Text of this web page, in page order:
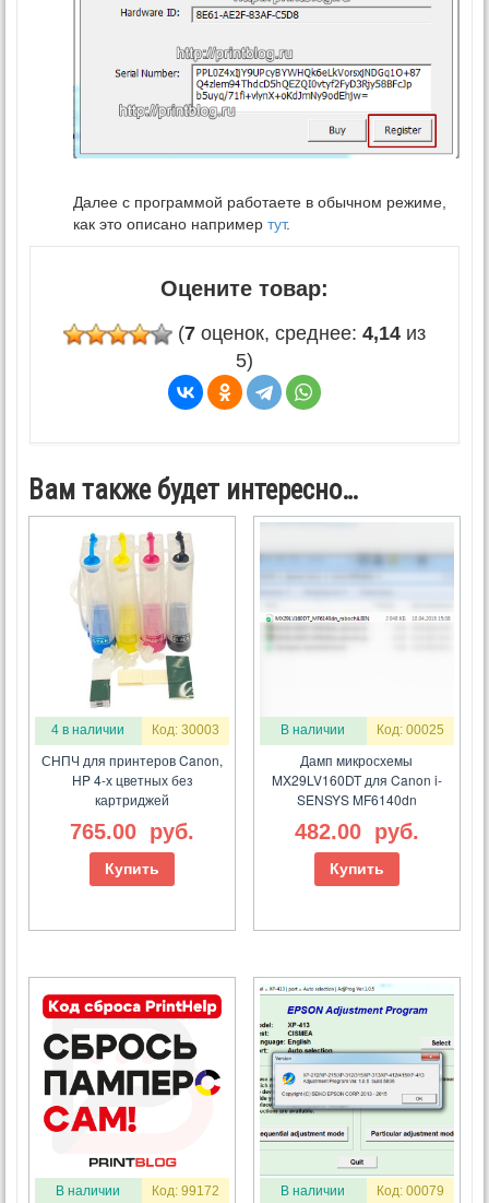
Далее с программой работаете в обычном режиме,
как это описано например тут.
Оцените товар:
(7 оценок, среднее: 4,14 из
5)
Вам также будет интересно…
4 в наличии Код: 30003
СНПЧ для принтеров Canon,
HP 4-х цветных без
картриджей
765.00 руб.
Купить
В наличии Код: 00025
Дамп микросхемы
MX29LV160DT для Canon i-
SENSYS MF6140dn
482.00 руб.
Купить
В наличии Код: 99172 В наличии Код: 00079